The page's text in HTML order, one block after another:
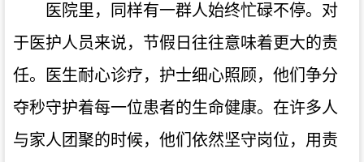
医院里，同样有一群人始终忙碌不停。对
于医护人员来说，节假日往往意味着更大的责
任。医生耐心诊疗，护士细心照顾，他们争分
夺秒守护着每一位患者的生命健康。在许多人
与家人团聚的时候，他们依然坚守岗位，用责